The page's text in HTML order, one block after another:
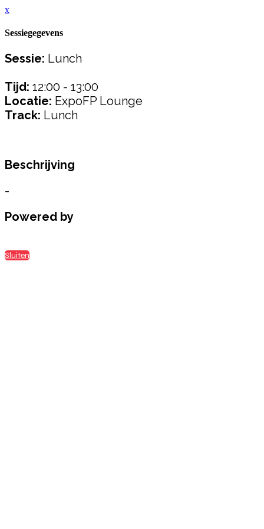
x
Sessiegegevens
Sessie: Lunch
Tijd: 12:00 - 13:00
Locatie: ExpoFP Lounge
Track: Lunch
Beschrijving
-
Powered by
Sluiten